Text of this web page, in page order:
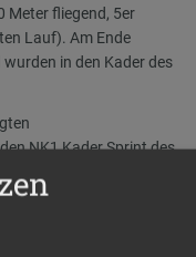
Meter fliegend, 5er
Lauf). Am Ende
in den Kader des
NK1 Kader Sprint des